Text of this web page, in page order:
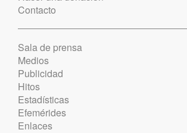
Contacto
Sala de prensa
Medios
Publicidad
Hitos
Estadísticas
Efemérides
Enlaces